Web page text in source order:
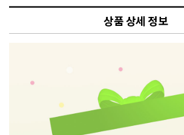
상품 상세 정보